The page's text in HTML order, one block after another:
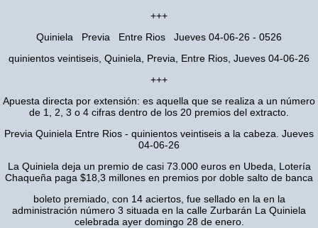
+++
Quiniela Previa Entre Rios Jueves 04-06-26 - 0526
quinientos veintiseis, Quiniela, Previa, Entre Rios, Jueves 04-06-26
+++
Apuesta directa por extensión: es aquella que se realiza a un número
de 1, 2, 3 o 4 cifras dentro de los 20 premios del extracto.
Previa Quiniela Entre Rios - quinientos veintiseis a la cabeza. Jueves
04-06-26
La Quiniela deja un premio de casi 73.000 euros en Ubeda, Lotería
Chaqueña paga $18,3 millones en premios por doble salto de banca
boleto premiado, con 14 aciertos, fue sellado en la en la
administración número 3 situada en la calle Zurbarán La Quiniela
celebrada ayer domingo 28 de enero.